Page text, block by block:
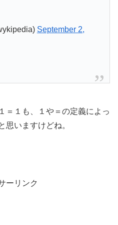
September 2,
＝１も、１や＝の定義によっ
思いますけどね。
ーリンク